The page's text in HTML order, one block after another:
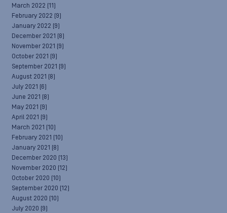
March 2022 (11)
February 2022 (9)
January 2022 (9)
December 2021 (8)
November 2021 (9)
October 2021 (9)
September 2021 (9)
August 2021 (8)
July 2021 (6)
June 2021 (8)
May 2021 (9)
April 2021 (9)
March 2021 (10)
February 2021 (10)
January 2021 (8)
December 2020 (13)
November 2020 (12)
October 2020 (10)
September 2020 (12)
August 2020 (10)
July 2020 (9)